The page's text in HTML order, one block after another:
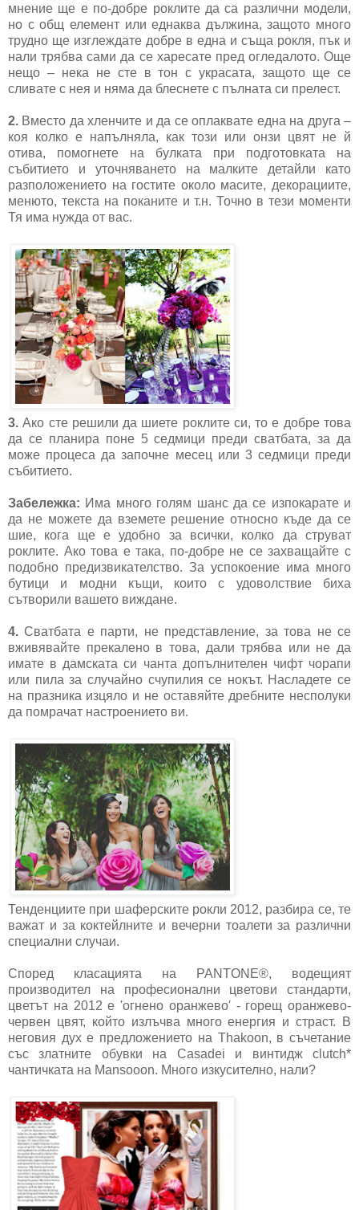
мнение ще е по-добре роклите да са различни модели,
но с общ елемент или еднаква дължина, защото много
трудно ще изглеждате добре в една и съща рокля, пък и
нали трябва сами да се харесате пред огледалото. Още
нещо – нека не сте в тон с украсата, защото ще се
сливате с нея и няма да блеснете с пълната си прелест.
2. Вместо да хленчите и да се оплаквате една на друга –
коя колко е напълняла, как този или онзи цвят не й
отива, помогнете на булката при подготовката на
събитието и уточняването на малките детайли като
разположението на гостите около масите, декорациите,
менюто, текста на поканите и т.н. Точно в тези моменти
Тя има нужда от вас.
3. Ако сте решили да шиете роклите си, то е добре това
да се планира поне 5 седмици преди сватбата, за да
може процеса да започне месец или 3 седмици преди
събитието.
Забележка: Има много голям шанс да се изпокарате и
да не можете да вземете решение относно къде да се
шие, кога ще е удобно за всички, колко да струват
роклите. Ако това е така, по-добре не се захващайте с
подобно предизвикателство. За успокоение има много
бутици и модни къщи, които с удоволствие биха
сътворили вашето виждане.
4. Сватбата е парти, не представление, за това не се
вживявайте прекалено в това, дали трябва или не да
имате в дамската си чанта допълнителен чифт чорапи
или пила за случайно счупилия се нокът. Насладете се
на празника изцяло и не оставяйте дребните несполуки
да помрачат настроението ви.
Тенденциите при шаферските рокли 2012, разбира се, те
важат и за коктейлните и вечерни тоалети за различни
специални случаи.
Според класацията на PANTONE®, водещият
производител на професионални цветови стандарти,
цветът на 2012 е 'огнено оранжево' - горещ оранжево-
червен цвят, който излъчва много енергия и страст. В
неговия дух е предложението на Thakoon, в съчетание
със златните обувки на Casadei и винтидж clutch*
чантичката на Mansooon. Много изкусително, нали?